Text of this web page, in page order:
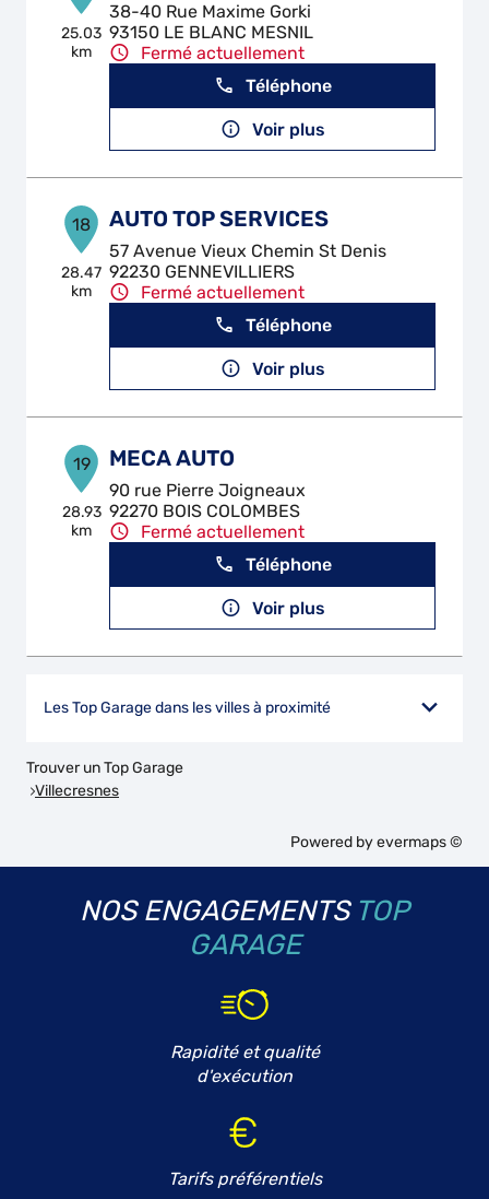
25.03
km
38-40 Rue Maxime Gorki
93150 LE BLANC MESNIL
Fermé actuellement
Téléphone
Voir plus
18
28.47
km
AUTO TOP SERVICES
57 Avenue Vieux Chemin St Denis
92230 GENNEVILLIERS
Fermé actuellement
Téléphone
Voir plus
19
28.93
km
MECA AUTO
90 rue Pierre Joigneaux
92270 BOIS COLOMBES
Fermé actuellement
Téléphone
Voir plus
Les Top Garage dans les villes à proximité
Trouver un Top Garage
Villecresnes
Powered byevermaps ©
NOS ENGAGEMENTS TOP
GARAGE
Rapidité et qualité
d'exécution
Tarifs préférentiels